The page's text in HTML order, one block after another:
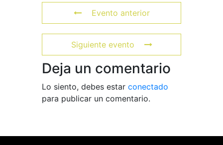
Evento anterior
Siguiente evento
Deja un comentario
Lo siento, debes estar conectado
para publicar un comentario.